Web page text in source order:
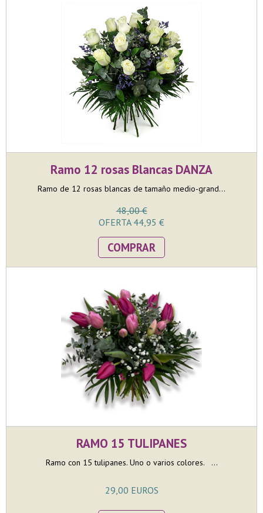
Ramo 12 rosas Blancas DANZA
Ramo de 12 rosas blancas de tamaño medio-grand...
48,00 €
OFERTA 44,95 €
COMPRAR
RAMO 15 TULIPANES
Ramo con 15 tulipanes. Uno o varios colores. ...
29,00 EUROS